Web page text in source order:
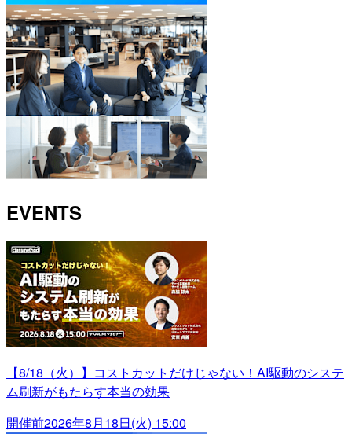
EVENTS
【8/18（火）】コストカットだけじゃない！AI駆動のシステ
ム刷新がもたらす本当の効果
開催前2026年8月18日(火) 15:00